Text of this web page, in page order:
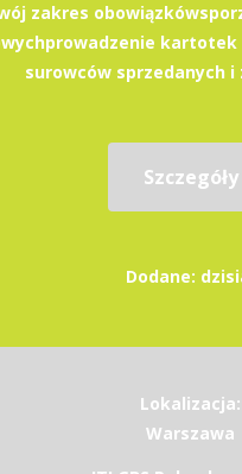
zakres
surowców sprzedanych i
Szczegóły
Dodane:
Lokalizacja:
Warszawa